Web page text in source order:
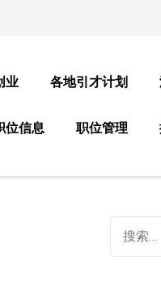
业 各地引才计划
位信息 职位管理
索：